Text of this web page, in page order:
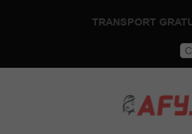
TRANSPORT